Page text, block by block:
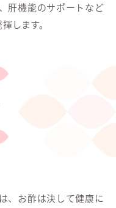
肝機能のサポートなど
します。
、お酢は決して健康に